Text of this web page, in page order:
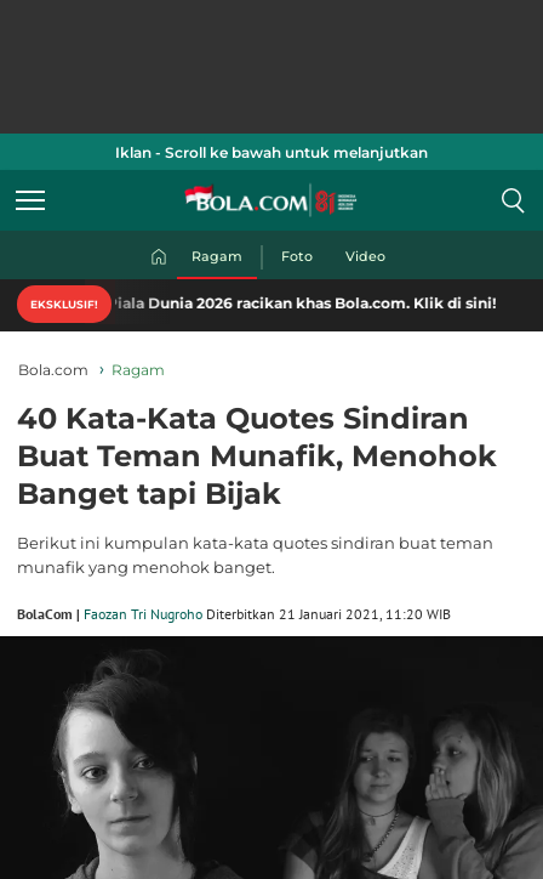
Iklan - Scroll ke bawah untuk melanjutkan
Ragam Foto Video
EKSKLUSIF!
Dunia 2026 racikan khas Bola.com. Klik di sini!
Bola.com Ragam
40 Kata-Kata Quotes Sindiran
Buat Teman Munafik, Menohok
Banget tapi Bijak
Berikut ini kumpulan kata-kata quotes sindiran buat teman
munafik yang menohok banget.
BolaCom | Faozan Tri Nugroho Diterbitkan 21 Januari 2021, 11:20 WIB